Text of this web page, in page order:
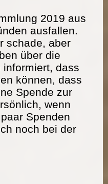
2019 aus
ausfallen.
schade, aber
über die
dass
können, dass
Spende zur
wenn
Spenden
noch bei der